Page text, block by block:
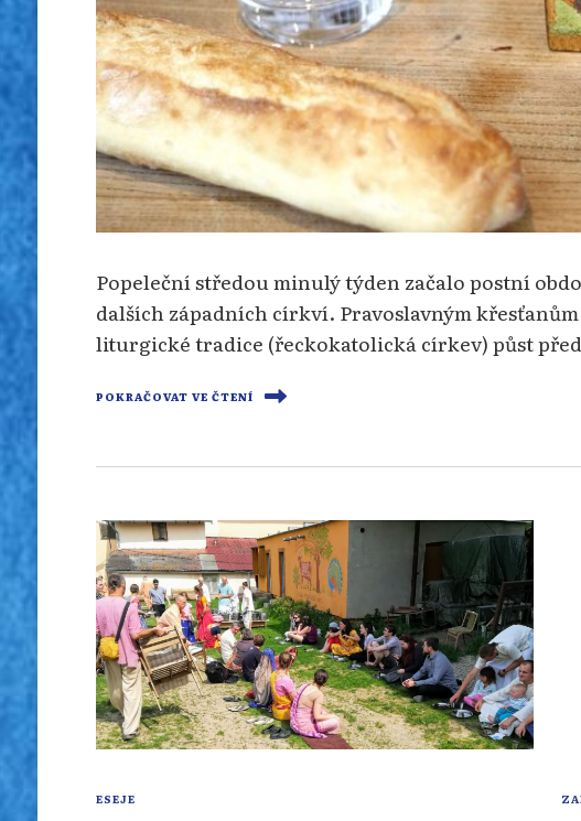
Popeleční středou minulý týden začalo postní
dalších západních církví. Pravoslavným
liturgické tradice (řeckokatolická církev) půst
POKRAČOVAT VE ČTENÍ
ESEJE